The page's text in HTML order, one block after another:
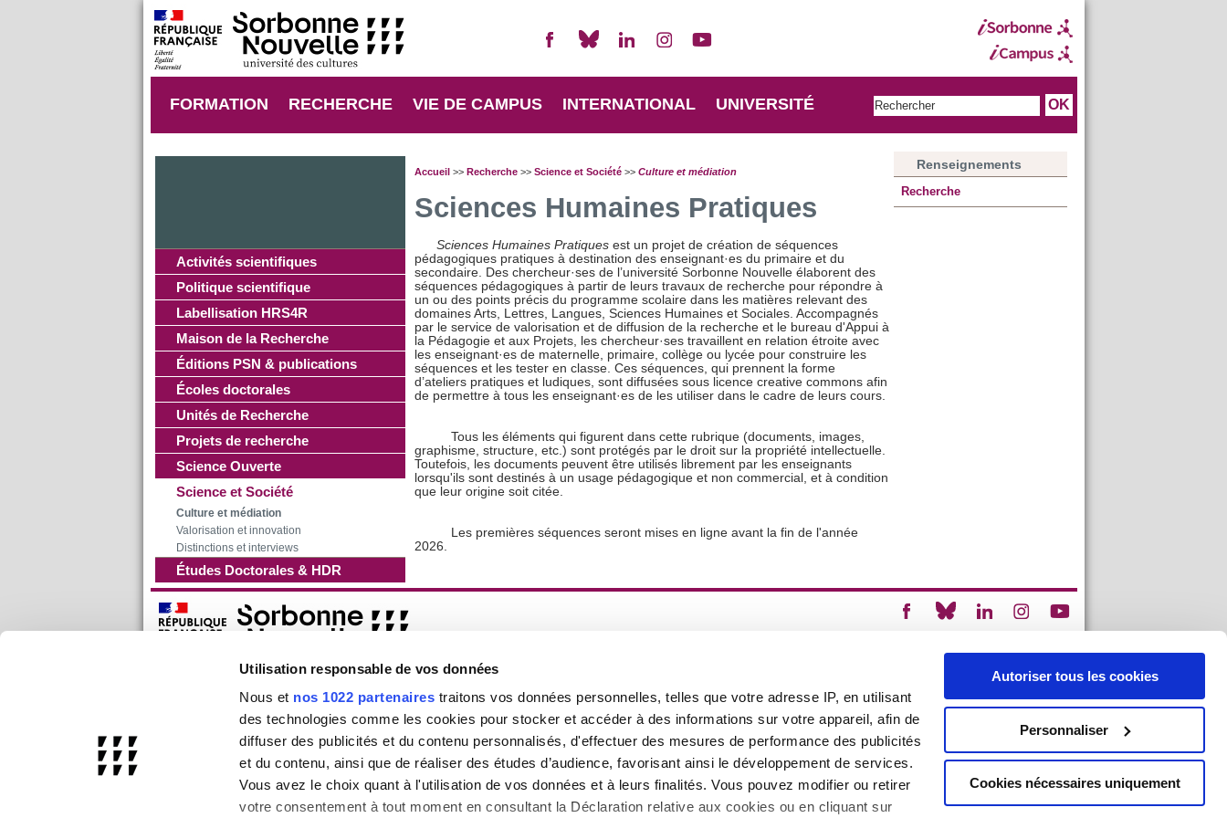
Utilisation responsable de vos données
Nous et nos 1022 partenaires traitons vos données personnelles, telles que votre adresse IP, en utilisant
des technologies comme les cookies pour stocker et accéder à des informations sur votre appareil, afin de
diffuser des publicités et du contenu personnalisés, d'effectuer des mesures de performance des publicités
et du contenu, ainsi que de réaliser des études d’audience, favorisant ainsi le développement de services.
Vous avez le choix quant à l'utilisation de vos données et à leurs finalités. Vous pouvez modifier ou retirer
votre consentement à tout moment en consultant la Déclaration relative aux cookies ou en cliquant sur
Autoriser tous les cookies
Personnaliser
Cookies nécessaires uniquement
FORMATION RECHERCHE VIE DE CAMPUS INTERNATIONAL UNIVERSITÉ
Activités scientifiques
Politique scientifique
Labellisation HRS4R
Maison de la Recherche
Éditions PSN & publications
Écoles doctorales
Unités de Recherche
Projets de recherche
Science Ouverte
Science et Société
Culture et médiation
Valorisation et innovation
Distinctions et interviews
Études Doctorales & HDR
Accueil>> Recherche>> Science et Société>> Culture et médiation
Sciences Humaines Pratiques
Sciences Humaines Pratiquesest un projet de création de séquences
pédagogiques pratiques à destination des enseignant·es du primaire et du
secondaire. Des chercheur·ses de l’université Sorbonne Nouvelle élaborent des
séquences pédagogiques à partir de leurs travaux de recherche pour répondre à
un ou des points précis du programme scolaire dans les matières relevant des
domaines Arts, Lettres, Langues, Sciences Humaines et Sociales. Accompagnés
par le service de valorisation et de diffusion de la recherche et le bureau d'Appui à
la Pédagogie et aux Projets, les chercheur·ses travaillent en relation étroite avec
les enseignant·es de maternelle, primaire, collège ou lycée pour construire les
séquences et les tester en classe. Ces séquences, qui prennent la forme
d’ateliers pratiques et ludiques, sont diffusées sous licence creative commons afin
de permettre à tous les enseignant·es de les utiliser dans le cadre de leurs cours.
Tous les éléments qui figurent dans cette rubrique (documents, images,
graphisme, structure, etc.) sont protégés par le droit sur la propriété intellectuelle.
Toutefois, les documents peuvent être utilisés librement par les enseignants
lorsqu'ils sont destinés à un usage pédagogique et non commercial, et à condition
que leur origine soit citée.
Les premières séquences seront mises en ligne avant la fin de l'année
2026.
Renseignements
Recherche